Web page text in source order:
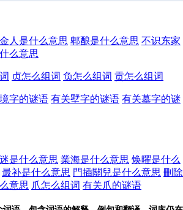
人是什么意思 郫酿是什么意思 不识东家
么意思
贞怎么组词 负怎么组词 贡怎么组词
字的谜语 有关墅字的谜语 有关墓字的谜
是什么意思 業海是什么意思 焕曜是什么
最补是什么意思 門插關兒是什么意思 刪除
意思 爪怎么组词 有关爪的谜语